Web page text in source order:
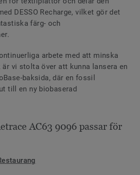
DESSO Recharge, vilket gör det
färg- och
arbete med att minska
vi stolta över att kunna lansera en
baksida, där en fossil
till en ny biobaserad
AC63 9096 passar för